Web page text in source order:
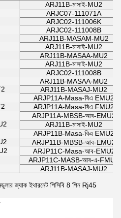
ARJ11B-মাসাই-MU2
ARJC07-111071A
ARJC02-111006K
ARJC02-111008B
ARJ11B-MASAM-MU2
ARJ11B-মাসাই-MU2
ARJ11B-MASAA-MU2
ARJ11B-মাসাই-MU2
ARJC02-111008B
ARJ11B-MASAA-MU2
ARJ11B-MASAJ-MU2
ARJP11A-Masa-বিএ EMU2
ARJP11A-Masa-বিএ FMU2
ARJP11A-MBSB-আব-EMU2
ARJ11B-মাসাই-MU2
ARJP11B-Masa-বিএ EMU2
ARJP11B-MBSB-আব-EMU2
ARJP11C-Masa-আব-EMU2
ARJP11C-MASB-আব-এ-FMU2
ARJ11B-MASAJ-MU2
জ্যাক ইথারনেট পিসিবি 8 পিন Rj45